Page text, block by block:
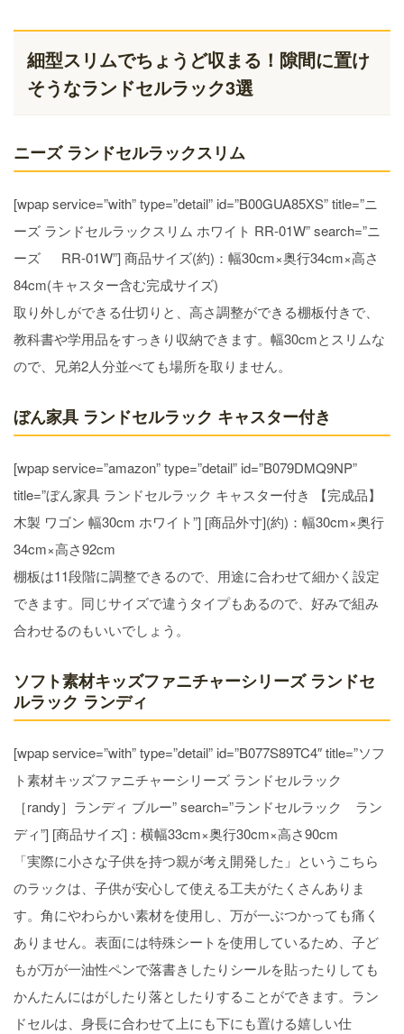
細型スリムでちょうど収まる！隙間に置け
そうなランドセルラック3選
ニーズ ランドセルラックスリム
[wpap service=”with” type=”detail” id=”B00GUA85XS” title=”ニ
ーズ ランドセルラックスリム ホワイト RR-01W” search=”ニ
ーズ RR-01W”] 商品サイズ(約)：幅30cm×奥行34cm×高さ
84cm(キャスター含む完成サイズ)
取り外しができる仕切りと、高さ調整ができる棚板付きで、
教科書や学用品をすっきり収納できます。幅30cmとスリムな
ので、兄弟2人分並べても場所を取りません。
ぼん家具 ランドセルラック キャスター付き
[wpap service=”amazon” type=”detail” id=”B079DMQ9NP”
title=”ぼん家具 ランドセルラック キャスター付き 【完成品】
木製 ワゴン 幅30cm ホワイト”] [商品外寸](約)：幅30cm×奥行
34cm×高さ92cm
棚板は11段階に調整できるので、用途に合わせて細かく設定
できます。同じサイズで違うタイプもあるので、好みで組み
合わせるのもいいでしょう。
ソフト素材キッズファニチャーシリーズ ランドセ
ルラック ランディ
[wpap service=”with” type=”detail” id=”B077S89TC4″ title=”ソフ
ト素材キッズファニチャーシリーズ ランドセルラック
［randy］ランディ ブルー” search=”ランドセルラック ラン
ディ”] [商品サイズ]：横幅33cm×奥行30cm×高さ90cm
「実際に小さな子供を持つ親が考え開発した」というこちら
のラックは、子供が安心して使える工夫がたくさんありま
す。角にやわらかい素材を使用し、万が一ぶつかっても痛く
ありません。表面には特殊シートを使用しているため、子ど
もが万が一油性ペンで落書きしたりシールを貼ったりしても
かんたんにはがしたり落としたりすることができます。ラン
ドセルは、身長に合わせて上にも下にも置ける嬉しい仕